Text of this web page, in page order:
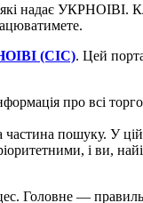
які надає
(СІС). Цей
про всі
пошуку. У цій
і ви,
Головне —